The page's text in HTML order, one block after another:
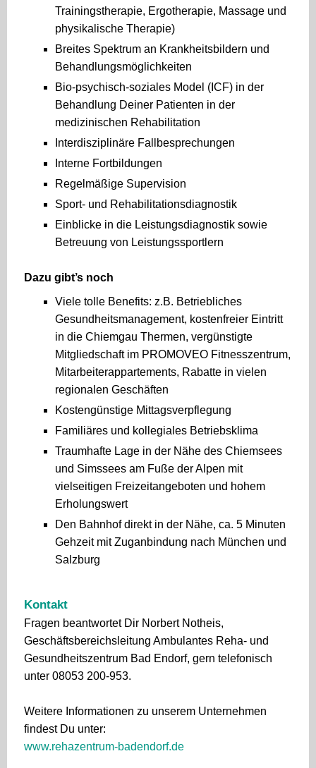
Trainingstherapie, Ergotherapie, Massage und
physikalische Therapie)
Breites Spektrum an Krankheitsbildern und
Behandlungsmöglichkeiten
Bio-psychisch-soziales Model (ICF) in der
Behandlung Deiner Patienten in der
medizinischen Rehabilitation
Interdisziplinäre Fallbesprechungen
Interne Fortbildungen
Regelmäßige Supervision
Sport- und Rehabilitationsdiagnostik
Einblicke in die Leistungsdiagnostik sowie
Betreuung von Leistungssportlern
Dazu gibt’s noch
Viele tolle Benefits: z.B. Betriebliches
Gesundheitsmanagement, kostenfreier Eintritt
in die Chiemgau Thermen, vergünstigte
Mitgliedschaft im PROMOVEO Fitnesszentrum,
Mitarbeiterappartements, Rabatte in vielen
regionalen Geschäften
Kostengünstige Mittagsverpflegung
Familiäres und kollegiales Betriebsklima
Traumhafte Lage in der Nähe des Chiemsees
und Simssees am Fuße der Alpen mit
vielseitigen Freizeitangeboten und hohem
Erholungswert
Den Bahnhof direkt in der Nähe, ca. 5 Minuten
Gehzeit mit Zuganbindung nach München und
Salzburg
Kontakt
Fragen beantwortet Dir Norbert Notheis,
Geschäftsbereichsleitung Ambulantes Reha- und
Gesundheitszentrum Bad Endorf, gern telefonisch
unter 08053 200-953.
Weitere Informationen zu unserem Unternehmen
findest Du unter:
www.rehazentrum-badendorf.de